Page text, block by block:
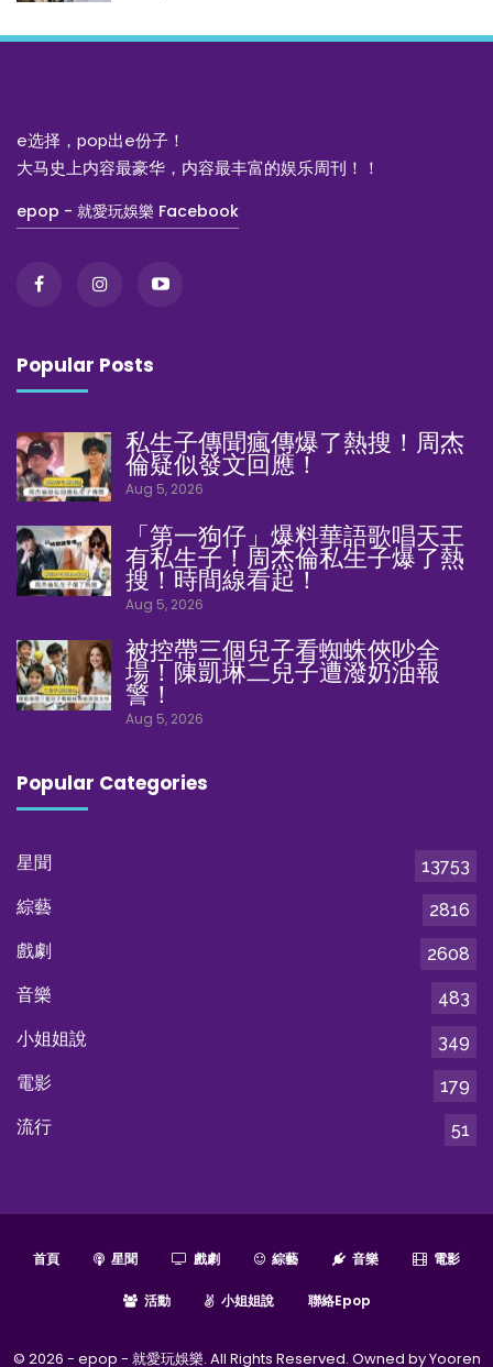
e选择，pop出e份子！
大马史上内容最豪华，内容最丰富的娱乐周刊！！
epop - 就愛玩娛樂 Facebook
Popular Posts
私生子傳聞瘋傳爆了熱搜！周杰
倫疑似發文回應！
Aug 5, 2026
「第一狗仔」爆料華語歌唱天王
有私生子！周杰倫私生子爆了熱
搜！時間線看起！
Aug 5, 2026
被控帶三個兒子看蜘蛛俠吵全
場！陳凱琳二兒子遭潑奶油報
警！
Aug 5, 2026
Popular Categories
星聞
13753
綜藝
2816
戲劇
2608
音樂
483
小姐姐說
349
電影
179
流行
51
首頁 星聞 戲劇 綜藝 音樂 電影
活動 小姐姐說 聯絡epop
© 2026 - epop - 就愛玩娛樂. All Rights Reserved. Owned by Yooren